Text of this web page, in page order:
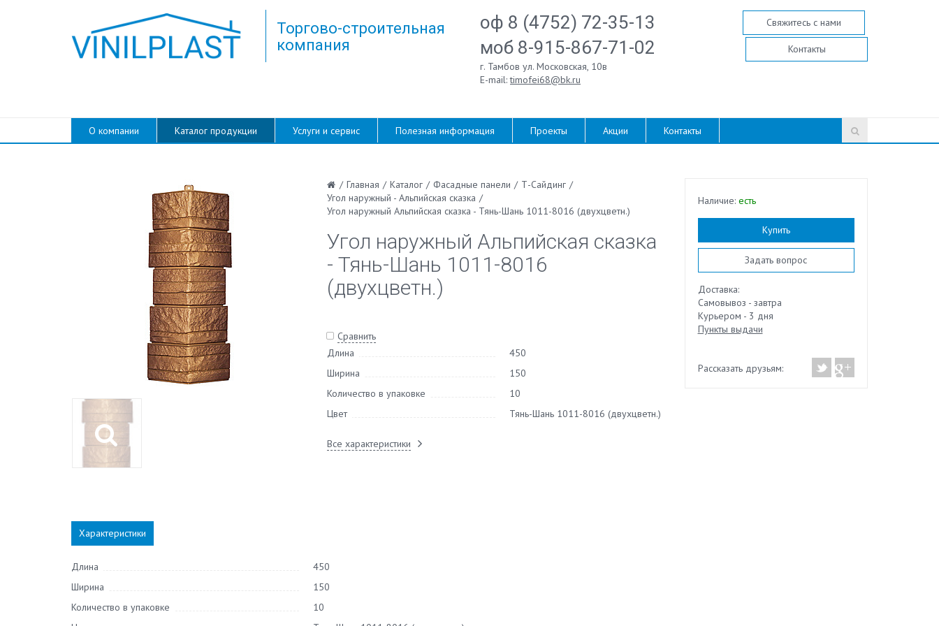
Торгово-строительная
компания
оф 8 (4752) 72-35-13
моб 8-915-867-71-02
г. Тамбов ул. Московская, 10в
E-mail:timofei68@bk.ru
Свяжитесь с нами
Контакты
О компании Каталог продукции Услуги и сервис Полезная информация Проекты Акции Контакты
/ Главная / Каталог / Фасадные панели / Т-Сайдинг /
Угол наружный - Альпийская сказка /
Угол наружный Альпийская сказка - Тянь-Шань 1011-8016 (двухцветн.)
Угол наружный Альпийская сказка
- Тянь-Шань 1011-8016
(двухцветн.)
Сравнить
Длина
450
Ширина
150
Количество в упаковке
10
Цвет
Тянь-Шань 1011-8016 (двухцветн.)
Все характеристики
Наличие:есть
Купить
Задать вопрос
Доставка:
Самовывоз - завтра
Курьером - 3 дня
Пункты выдачи
Рассказать друзьям:
Характеристики
Длина
450
Ширина
150
Количество в упаковке
10